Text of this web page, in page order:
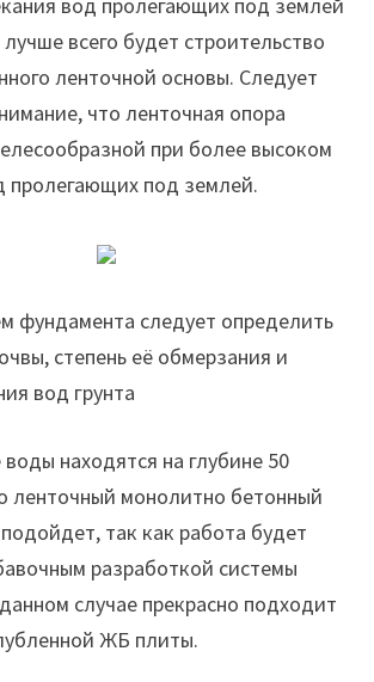
всего будет строительство
ленточной основы. Следует
что ленточная опора
при более высоком
пролегающих под землей.
фундамента следует определить
степень её обмерзания и
вод грунта
находятся на глубине 50
ленточный монолитно бетонный
так как работа будет
разработкой системы
случае прекрасно подходит
ЖБ плиты.